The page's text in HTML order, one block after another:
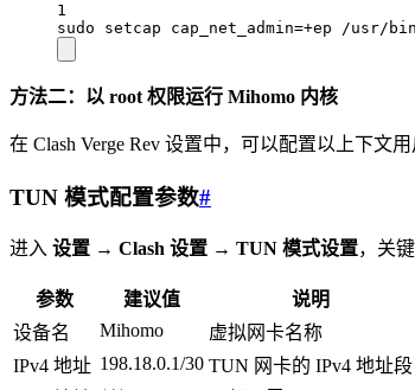
1
sudo
setcap cap_net_admin=+ep /usr/
方法二：以 root 权限运行 Mihomo 内核
在 Clash Verge Rev 设置中，可以配置以上下文
TUN 模式配置参数#
进入 设置 → Clash 设置 → TUN 模式设置，关
参数 建议值
说明
设备名
Mihomo
虚拟网卡名称
IPv4 地址 198.18.0.1/30 TUN 网卡的 IPv4 地址段